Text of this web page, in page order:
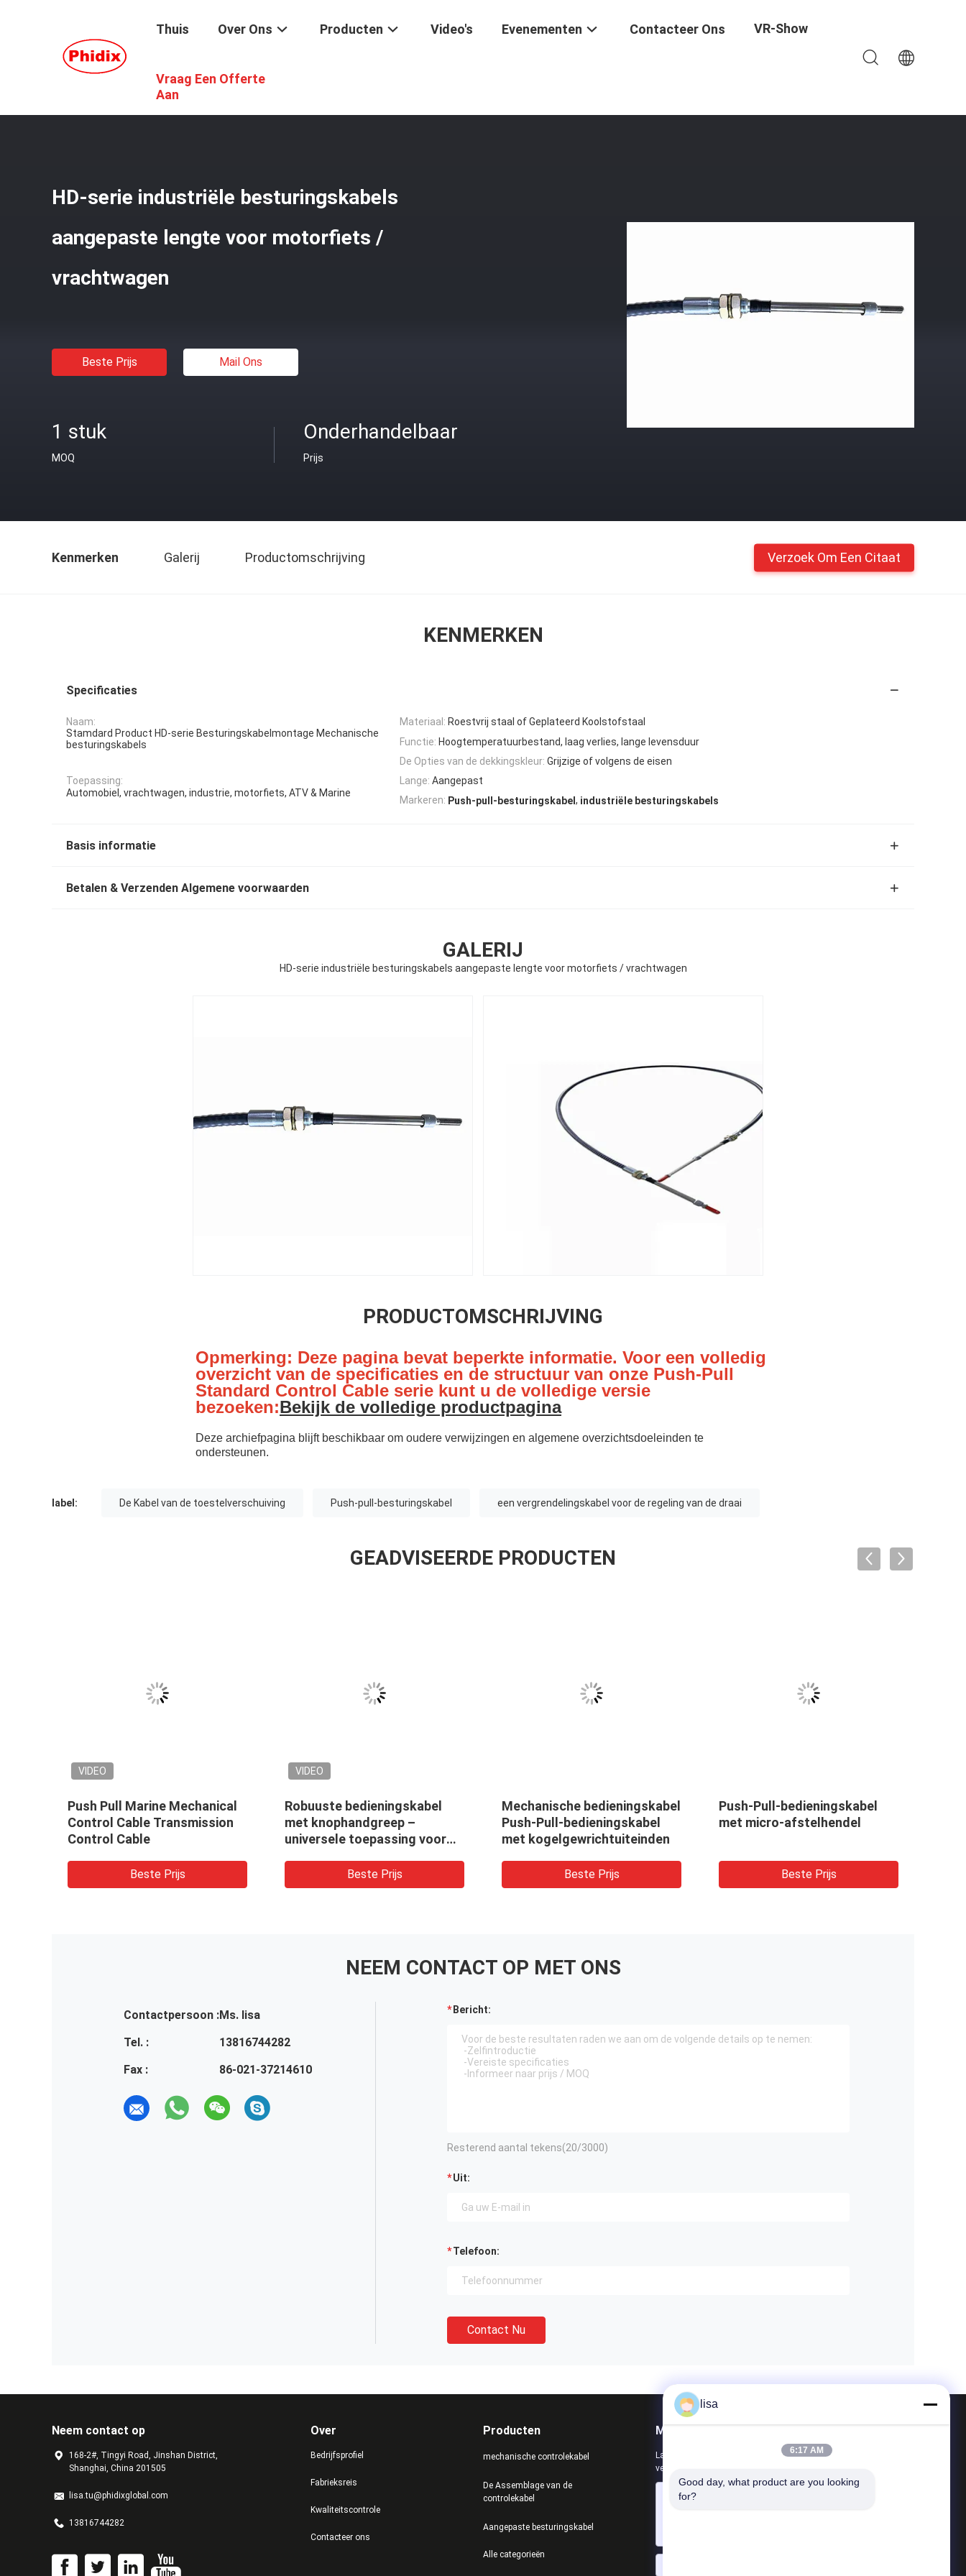
Thuis Over Ons Producten Video's Evenementen Contacteer Ons VR-Show
Vraag Een Offerte
Aan
Mechanische Controlekabel
HD-serie industriële besturingskabels
aangepaste lengte voor motorfiets /
vrachtwagen
Beste Prijs Mail Ons
1 stuk
MOQ
Onderhandelbaar
Prijs
Kenmerken Galerij Productomschrijving Verzoek Om Een Citaat
KENMERKEN
Specificaties
Naam:
Stamdard Product HD-serie Besturingskabelmontage Mechanische
besturingskabels
Materiaal: Roestvrij staal of Geplateerd Koolstofstaal
Functie: Hoogtemperatuurbestand, laag verlies, lange levensduur
De Opties van de dekkingskleur: Grijzige of volgens de eisen
Toepassing:
Automobiel, vrachtwagen, industrie, motorfiets, ATV & Marine
Lange: Aangepast
Markeren: Push-pull-besturingskabel , industriële besturingskabels
Basis informatie
Betalen & Verzenden Algemene voorwaarden
GALERIJ
HD-serie industriële besturingskabels aangepaste lengte voor motorfiets / vrachtwagen
PRODUCTOMSCHRIJVING
Opmerking: Deze pagina bevat beperkte informatie. Voor een volledig
overzicht van de specificaties en de structuur van onze Push-Pull
Standard Control Cable serie kunt u de volledige versie
bezoeken:Bekijk de volledige productpagina
Deze archiefpagina blijft beschikbaar om oudere verwijzingen en algemene overzichtsdoeleinden te
ondersteunen.
label: De Kabel van de toestelverschuiving Push-pull-besturingskabel een vergrendelingskabel voor de regeling van de draai
GEADVISEERDE PRODUCTEN
VIDEO
Push Pull Marine Mechanical
Control Cable Transmission
Control Cable
Beste Prijs
VIDEO
Robuuste bedieningskabel
met knophandgreep –
universele toepassing voor
apparatuurBeste Prijs
Mechanische bedieningskabel
Push-Pull-bedieningskabel
met kogelgewrichtuiteinden
Beste Prijs
Push-Pull-bedieningskabel
met micro-afstelhendel
Beste Prijs
NEEM CONTACT OP MET ONS
Contactpersoon :Ms. lisa
Tel. :
13816744282
Fax :
86-021-37214610
Bericht:
Resterend aantal tekens(20/3000)
Uit:
Telefoon:
Contact Nu
Neem contact op
168-2#, Tingyi Road, Jinshan District,
Shanghai, China 201505
lisa.tu@phidixglobal.com
13816744282
Over
Bedrijfsprofiel
Fabrieksreis
Kwaliteitscontrole
Contacteer ons
Producten
mechanische controlekabel
De Assemblage van de
controlekabel
Aangepaste besturingskabel
Alle categorieën
Mail ons
Laat ons uw vereiste weten. We zullen de beste producten met u
verbinden.
lisa
6:17 AM
Good day, what product are you looking
for?